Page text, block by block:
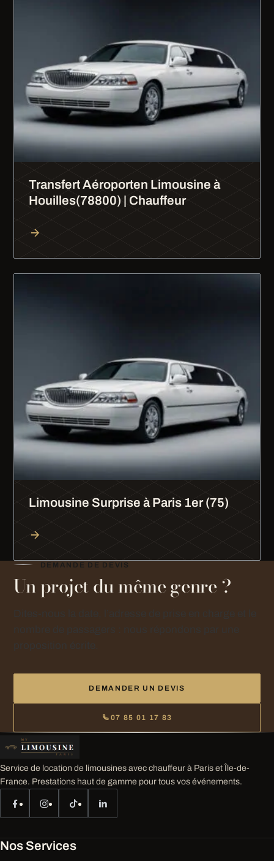
Transfert Aéroporten Limousine à
Houilles(78800) | Chauffeur
Limousine Surprise à Paris 1er (75)
DEMANDE DE DEVIS
Un projet du même genre ?
DEMANDER UN DEVIS
07 85 01 17 83
Service de location de limousines avec chauffeur à Paris et Île-de-
France. Prestations haut de gamme pour tous vos événements.
Nos Services